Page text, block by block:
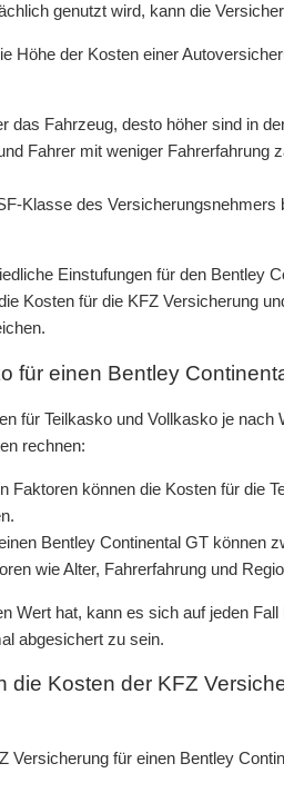
genutzt wird, kann die
Höhe der Kosten einer
das Fahrzeug, desto höher sind in
Fahrer mit weniger Fahrerfahrung
Klasse des
Einstufungen für den Bentley
Kosten für die KFZ Versicherung
für einen Bentley
für Teilkasko und Vollkasko je nach
rechnen:
Faktoren können die Kosten für die
Bentley Continental GT können
wie Alter, Fahrerfahrung und
Wert hat, kann es sich auf jeden
abgesichert zu sein.
die Kosten der KFZ
Versicherung für einen Bentley